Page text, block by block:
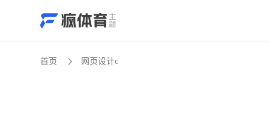
首页 网页设计c